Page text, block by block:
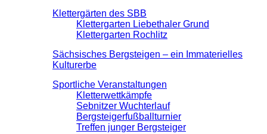
Klettergärten des SBB
Klettergarten Liebethaler Grund
Klettergarten Rochlitz
Sächsisches Bergsteigen – ein Immaterielles
Kulturerbe
Sportliche Veranstaltungen
Kletterwettkämpfe
Sebnitzer Wuchterlauf
Bergsteigerfußballturnier
Treffen junger Bergsteiger